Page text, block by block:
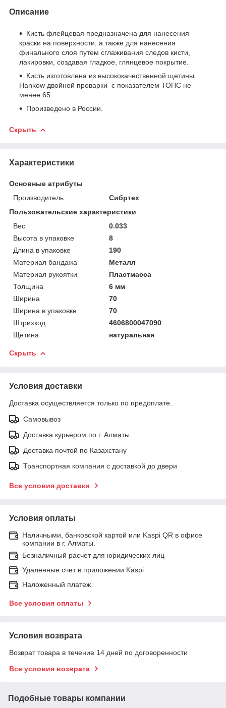
Описание
Кисть флейцевая предназначена для нанесения
краски на поверхности, а также для нанесения
финального слоя путем сглаживания следов кисти,
лакировки, создавая гладкое, глянцевое покрытие.
Кисть изготовлена из высококачественной щетины
Hankow двойной проварки с показателем ТОПС не
менее 65.
Произведено в России.
Скрыть
Характеристики
Основные атрибуты
Производитель
Сибртех
Пользовательские характеристики
Вес
0.033
Высота в упаковке
8
Длина в упаковке
190
Материал бандажа
Металл
Материал рукоятки
Пластмасса
Толщина
6 мм
Ширина
70
Ширина в упаковке
70
Штрихкод
4606800047090
Щетина
натуральная
Скрыть
Условия доставки
Доставка осуществляется только по предоплате.
Самовывоз
Доставка курьером по г. Алматы
Доставка почтой по Казахстану
Транспортная компания с доставкой до двери
Все условия доставки
Условия оплаты
Наличными, банковской картой или Kaspi QR в офисе
компании в г. Алматы.
Безналичный расчет для юридических лиц
Удаленные счет в приложении Kaspi
Наложенный платеж
Все условия оплаты
Условия возврата
Возврат товара в течение 14 дней по договоренности
Все условия возврата
Подобные товары компании